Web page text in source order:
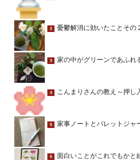
2 憂鬱解消に効いたことその
3 家の中がグリーンであふれ
4 こんまりさんの教え～押し
5 家事ノートとバレットジャ
6 面白いことがこれでもかと